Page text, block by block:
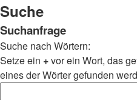
Suche
Suchanfrage
Suche nach Wörtern:
Setze ein +vor ein Wort, das
eines der Wörter gefunden